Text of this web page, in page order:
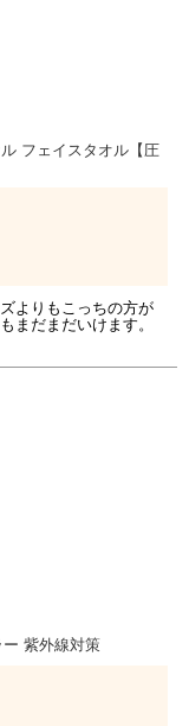
フェイスタオル【圧
よりもこっちの方が
まだまだいけます。
ー 紫外線対策